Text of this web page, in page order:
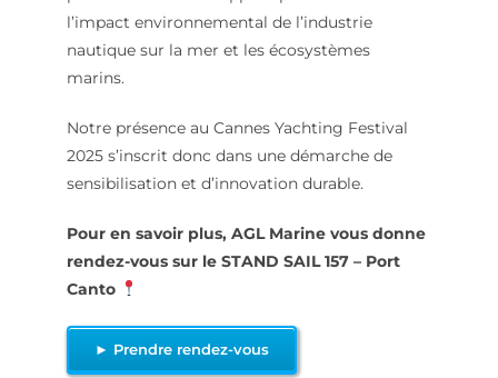
l’impact environnemental de l’industrie
nautique sur la mer et les écosystèmes
marins.
Notre présence au Cannes Yachting Festival
2025 s’inscrit donc dans une démarche de
sensibilisation et d’innovation durable.
Pour en savoir plus, AGL Marine vous donne
rendez-vous sur le STAND SAIL 157 – Port
Canto
► Prendre rendez-vous